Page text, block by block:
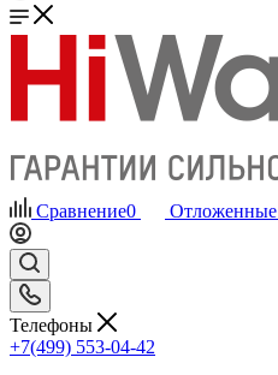
Сравнение0 Отложенные
Телефоны
+7(499) 553-04-42